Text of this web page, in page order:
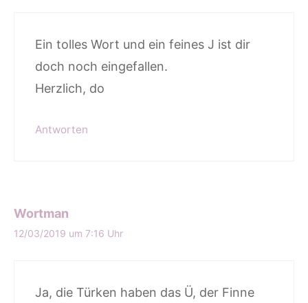
Ein tolles Wort und ein feines J ist dir
doch noch eingefallen.
Herzlich, do
Antworten
Wortman
12/03/2019 um 7:16 Uhr
Ja, die Türken haben das Ü, der Finne